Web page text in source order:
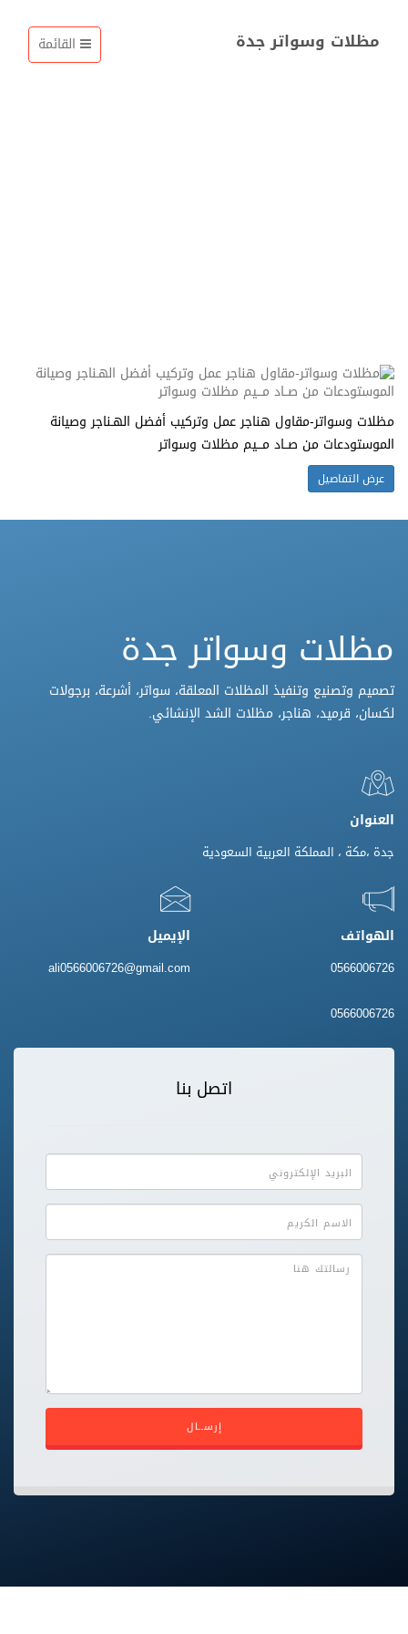
مظلات وسواتر جدة القائمة
مظلات وسواتر-مقاول هناجر عمل وتركيب أفضل الهـناجر وصيانة
الموستودعات من صــاد مـــيم مظلات وسواتر
عرض التفاصيل
مظلات وسواتر جدة
تصميم وتصنيع وتنفيذ المظلات المعلقة، سواتر، أشرعة، برجولات
لكسان، قرميد، هناجر، مظلات الشد الإنشائي.
العنوان
جدة ،مكة ، المملكة العربية السعودية
الهواتف
0566006726
0566006726
الإيميل
ali0566006726@gmail.com
اتصل بنا
إرســال